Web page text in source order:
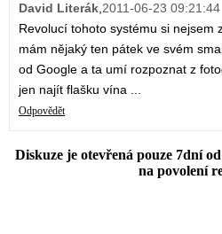
David Literák 2011-06-23 09:21:44
Revolucí tohoto systému si nejsem
mám nějaký ten pátek ve svém
od Google a ta umí rozpoznat z
jen najít flašku vína ...
Odpovědět
Diskuze je otevřená pouze 7dní
na povolení